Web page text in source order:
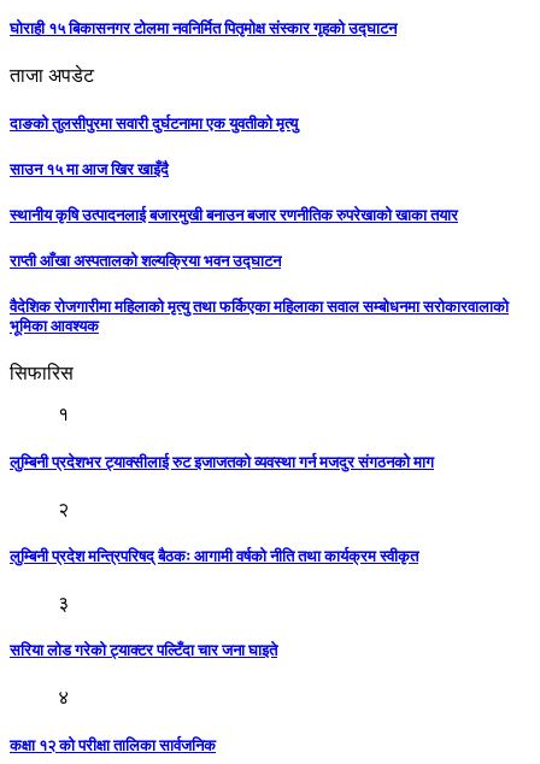
घोराही १५ बिकासनगर टोलमा नवनिर्मित पितृमोक्ष संस्कार गृहको उद्घाटन
ताजा अपडेट
दाङको तुलसीपुरमा सवारी दुर्घटनामा एक युवतीको मृत्यु
साउन १५ मा आज खिर खाइँदै
स्थानीय कृषि उत्पादनलाई बजारमुखी बनाउन बजार रणनीतिक रुपरेखाको खाका तयार
राप्ती आँखा अस्पतालको शल्यक्रिया भवन उद्घाटन
वैदेशिक रोजगारीमा महिलाको मृत्यु तथा फर्किएका महिलाका सवाल सम्बोधनमा सरोकारवालाको
भूमिका आवश्यक
सिफारिस
१
लुम्बिनी प्रदेशभर ट्याक्सीलाई रुट इजाजतको व्यवस्था गर्न मजदुर संगठनको माग
२
लुम्बिनी प्रदेश मन्त्रिपरिषद् बैठकः आगामी वर्षको नीति तथा कार्यक्रम स्वीकृत
३
सरिया लोड गरेको ट्याक्टर पल्टिँदा चार जना घाइते
४
कक्षा १२ को परीक्षा तालिका सार्वजनिक